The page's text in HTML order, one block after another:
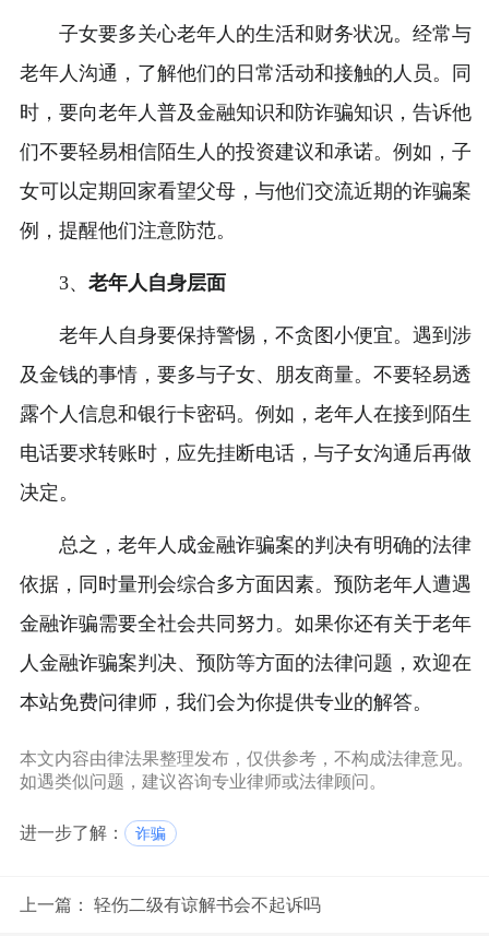
子女要多关心老年人的生活和财务状况。经常与
老年人沟通，了解他们的日常活动和接触的人员。同
时，要向老年人普及金融知识和防诈骗知识，告诉他
们不要轻易相信陌生人的投资建议和承诺。例如，子
女可以定期回家看望父母，与他们交流近期的诈骗案
例，提醒他们注意防范。
3、 老年人自身层面
老年人自身要保持警惕，不贪图小便宜。遇到涉
及金钱的事情，要多与子女、朋友商量。不要轻易透
露个人信息和银行卡密码。例如，老年人在接到陌生
电话要求转账时，应先挂断电话，与子女沟通后再做
决定。
总之，老年人成金融诈骗案的判决有明确的法律
依据，同时量刑会综合多方面因素。预防老年人遭遇
金融诈骗需要全社会共同努力。如果你还有关于老年
人金融诈骗案判决、预防等方面的法律问题，欢迎在
本站免费问律师，我们会为你提供专业的解答。
本文内容由律法果整理发布，仅供参考，不构成法律意见。
如遇类似问题，建议咨询专业律师或法律顾问。
进一步了解： 诈骗
上一篇： 轻伤二级有谅解书会不起诉吗